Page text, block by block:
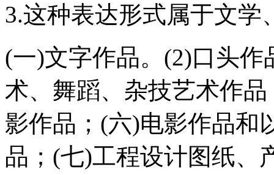
3.这种表达形式属于文学
(一)文字作品。(2)口头
术、舞蹈、杂技艺术作
影作品；(六)电影作品和
品；(七)工程设计图纸、